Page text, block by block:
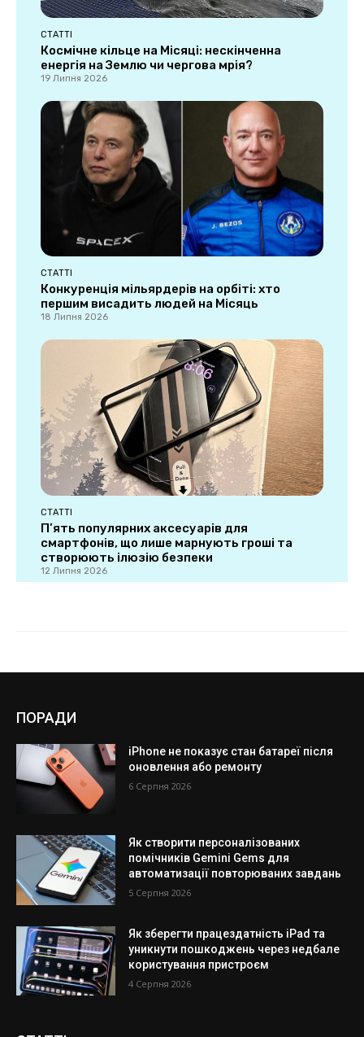
ПОРАДИ
iPhone не показує стан батареї після
оновлення або ремонту
6 Серпня 2026
Як створити персоналізованих
помічників Gemini Gems для
автоматизації повторюваних завдань
5 Серпня 2026
Як зберегти працездатність iPad та
уникнути пошкоджень через недбале
користування пристроєм
4 Серпня 2026